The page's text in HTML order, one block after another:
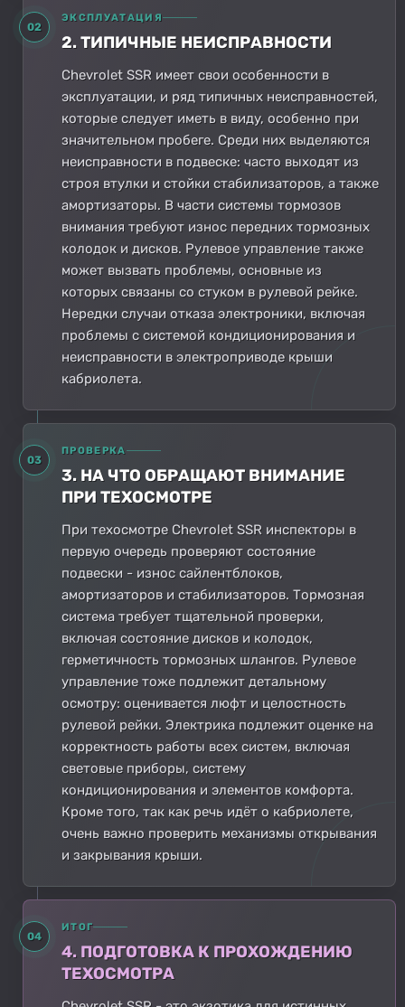
02
ЭКСПЛУАТАЦИЯ
2. ТИПИЧНЫЕ НЕИСПРАВНОСТИ
Chevrolet SSR имеет свои особенности в
эксплуатации, и ряд типичных неисправностей,
которые следует иметь в виду, особенно при
значительном пробеге. Среди них выделяются
неисправности в подвеске: часто выходят из
строя втулки и стойки стабилизаторов, а также
амортизаторы. В части системы тормозов
внимания требуют износ передних тормозных
колодок и дисков. Рулевое управление также
может вызвать проблемы, основные из
которых связаны со стуком в рулевой рейке.
Нередки случаи отказа электроники, включая
проблемы с системой кондиционирования и
неисправности в электроприводе крыши
кабриолета.
03
ПРОВЕРКА
3. НА ЧТО ОБРАЩАЮТ ВНИМАНИЕ
ПРИ ТЕХОСМОТРЕ
При техосмотре Chevrolet SSR инспекторы в
первую очередь проверяют состояние
подвески - износ сайлентблоков,
амортизаторов и стабилизаторов. Тормозная
система требует тщательной проверки,
включая состояние дисков и колодок,
герметичность тормозных шлангов. Рулевое
управление тоже подлежит детальному
осмотру: оценивается люфт и целостность
рулевой рейки. Электрика подлежит оценке на
корректность работы всех систем, включая
световые приборы, систему
кондиционирования и элементов комфорта.
Кроме того, так как речь идёт о кабриолете,
очень важно проверить механизмы открывания
и закрывания крыши.
04
ИТОГ
4. ПОДГОТОВКА К ПРОХОЖДЕНИЮ
ТЕХОСМОТРА